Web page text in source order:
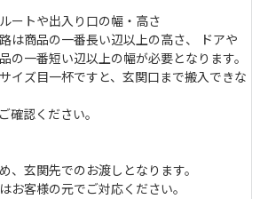
ートや出入り口の幅・高さ
は商品の一番長い辺以上の高さ、 ドア
の一番短い辺以上の幅が必要となります。
イズ目一杯ですと、玄関口まで搬入できな
確認ください。
、玄関先でのお渡しとなります。
お客様の元でご対応ください。